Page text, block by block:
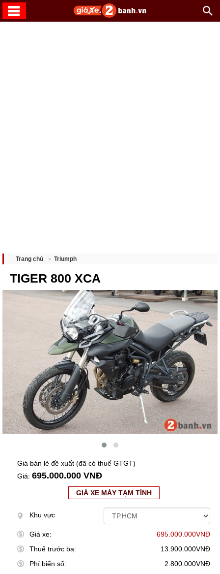
Trang chủ Triumph
TIGER 800 XCA
Giá bán lẻ đề xuất (đã có thuế GTGT)
Giá: 695.000.000 VNĐ
GIÁ XE MÁY TẠM TÍNH
Khu vực
Giá xe:
695.000.000VNĐ
Thuế trước bạ:
13.900.000VNĐ
Phí biển số:
2.800.000VNĐ